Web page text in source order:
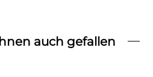
auch gefallen